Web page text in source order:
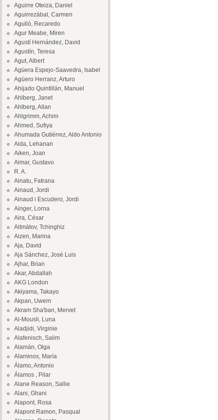
Aguirre Oteiza, Daniel
Aguirrezábal, Carmen
Agulló, Recaredo
Agur Meabe, Miren
Agustí Hernández, David
Agustín, Teresa
Agut, Albert
Agüera Espejo-Saavedra, Isabel
Agüero Herranz, Arturo
Ahijado Quintillán, Manuel
Ahlberg, Janet
Ahlberg, Allan
Ahlgrimm, Achim
Ahmed, Sufiya
Ahumada Gutiérrez, Aldo Antonio
Aida, Lehanan
Aiken, Joan
Aimar, Gustavo
R. A.
Ainatu, Fatrana
Ainaud, Jordi
Ainaud i Escudero, Jordi
Ainger, Lorna
Aira, César
Aitmátov, Tchinghiz
Aizen, Marina
Aja, David
Aja Sánchez, José Luis
Ajhar, Brian
Akar, Abdallah
AKG London
Akiyama, Takayo
Akpan, Uwem
Akram Sha'ban, Mervet
Al-Mousli, Luna
Aladjidi, Virginie
Alafenisch, Salim
Alamán, Olga
Alaminos, María
Álamo, Antonio
Álamos , Pilar
Alane Reason, Sallie
Alani, Ghani
Alapont, Rosa
Alapont Ramon, Pasqual